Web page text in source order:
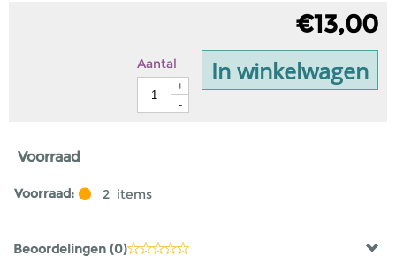
€13,00
Aantal
+
-
In winkelwagen
Voorraad
Voorraad: 2 items
Beoordelingen (0)